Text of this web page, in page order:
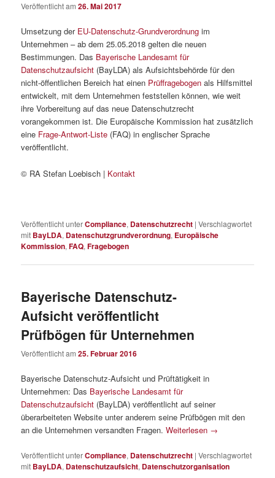
Veröffentlicht am26. Mai 2017
Umsetzung der EU-Datenschutz-Grundverordnung im
Unternehmen – ab dem 25.05.2018 gelten die neuen
Bestimmungen. Das Bayerische Landesamt für
Datenschutzaufsicht (BayLDA) als Aufsichtsbehörde für den
nicht-öffentlichen Bereich hat einen Prüffragebogen als Hilfsmittel
entwickelt, mit dem Unternehmen feststellen können, wie weit
ihre Vorbereitung auf das neue Datenschutzrecht
vorangekommen ist. Die Europäische Kommission hat zusätzlich
eine Frage-Antwort-Liste (FAQ) in englischer Sprache
veröffentlicht.
© RA Stefan Loebisch | Kontakt
Veröffentlicht unterCompliance, Datenschutzrecht |Verschlagwortet
mit BayLDA, Datenschutzgrundverordnung, Europäische
Kommission,FAQ,Fragebogen
Bayerische Datenschutz-
Aufsicht veröffentlicht
Prüfbögen für Unternehmen
Veröffentlicht am25. Februar 2016
Bayerische Datenschutz-Aufsicht und Prüftätigkeit in
Unternehmen: Das Bayerische Landesamt für
Datenschutzaufsicht (BayLDA) veröffentlicht auf seiner
überarbeiteten Website unter anderem seine Prüfbögen mit den
an die Unternehmen versandten Fragen.Weiterlesen →
Veröffentlicht unterCompliance, Datenschutzrecht |Verschlagwortet
mit BayLDA, Datenschutzaufsicht, Datenschutzorganisation